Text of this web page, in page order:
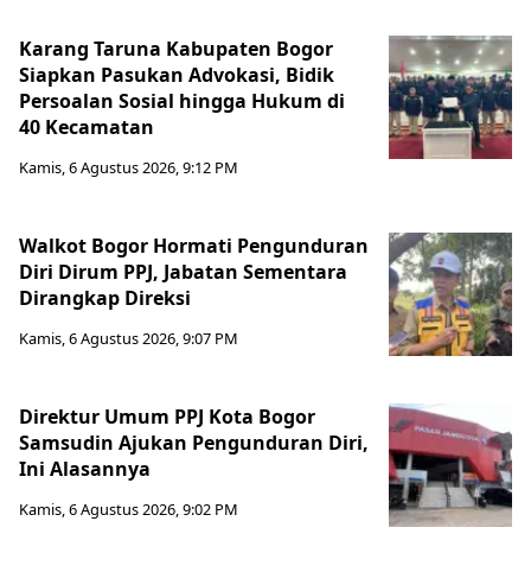
Karang Taruna Kabupaten Bogor
Siapkan Pasukan Advokasi, Bidik
Persoalan Sosial hingga Hukum di
40 Kecamatan
Kamis, 6 Agustus 2026, 9:12 PM
Walkot Bogor Hormati Pengunduran
Diri Dirum PPJ, Jabatan Sementara
Dirangkap Direksi
Kamis, 6 Agustus 2026, 9:07 PM
Direktur Umum PPJ Kota Bogor
Samsudin Ajukan Pengunduran Diri,
Ini Alasannya
Kamis, 6 Agustus 2026, 9:02 PM